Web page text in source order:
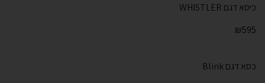
כיסא דגם WHISTLER
₪595
כסא דגם Blink